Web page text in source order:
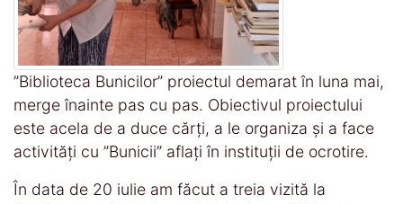
”Biblioteca Bunicilor” proiectul demarat în luna mai,
merge înainte pas cu pas. Obiectivul proiectului
este acela de a duce cărți, a le organiza și a face
activități cu ”Bunicii” aflați în instituții de ocrotire.
În data de 20 iulie am făcut a treia vizită la